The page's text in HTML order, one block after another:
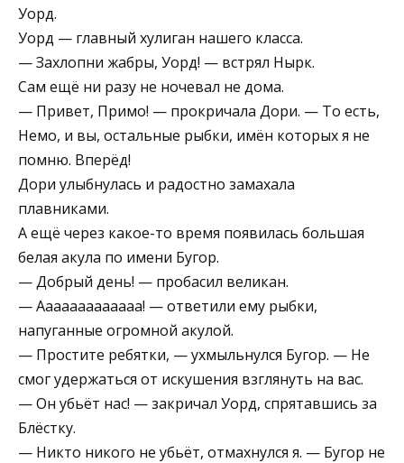
Уорд.
Уорд — главный хулиган нашего класса.
— Захлопни жабры, Уорд! — встрял Нырк.
Сам ещё ни разу не ночевал не дома.
— Привет, Примо! — прокричала Дори. — То есть,
Немо, и вы, остальные рыбки, имён которых я не
помню. Вперёд!
Дори улыбнулась и радостно замахала
плавниками.
А ещё через какое-то время появилась большая
белая акула по имени Бугор.
— Добрый день! — пробасил великан.
— Aaaaaaaaaaaaa! — ответили ему рыбки,
напуганные огромной акулой.
— Простите ребятки, — ухмыльнулся Бугор. — Не
смог удержаться от искушения взглянуть на вас.
— Он убьёт нас! — закричал Уорд, спрятавшись за
Блёстку.
— Никто никого не убьёт, отмахнулся я. — Бугор не